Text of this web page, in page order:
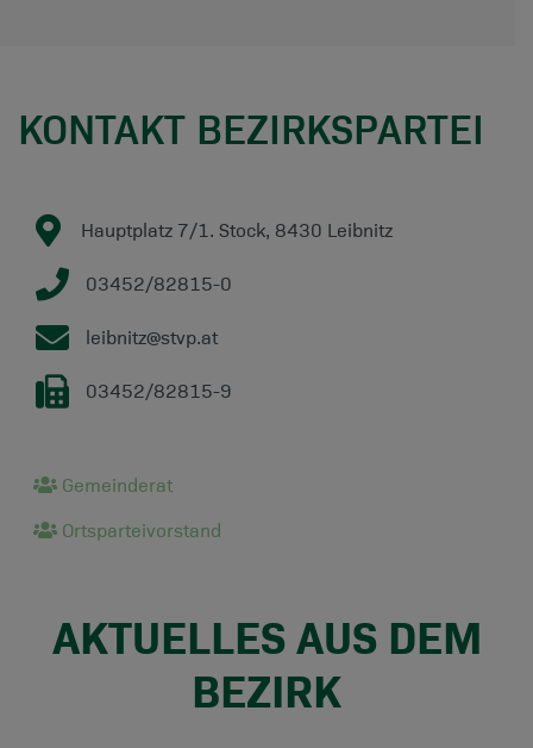
KONTAKT BEZIRKSPARTEI
Hauptplatz 7/1. Stock, 8430 Leibnitz
03452/82815-0
leibnitz@stvp.at
03452/82815-9
Gemeinderat
Ortsparteivorstand
AKTUELLES AUS DEM
BEZIRK